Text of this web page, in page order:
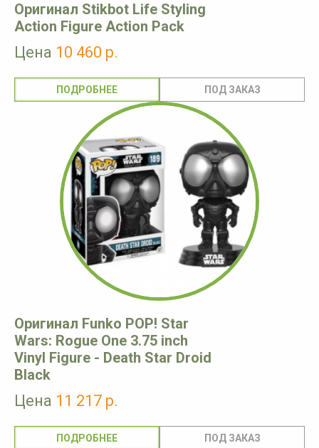
Оригинал Stikbot Life Styling
Action Figure Action Pack
Цена 10 460 р.
ПОДРОБНЕЕ
Оригинал Funko POP! Star
Wars: Rogue One 3.75 inch
Vinyl Figure - Death Star Droid
Black
Цена 11 217 р.
ПОДРОБНЕЕ